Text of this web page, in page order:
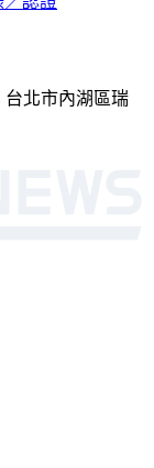
台北市內湖區瑞